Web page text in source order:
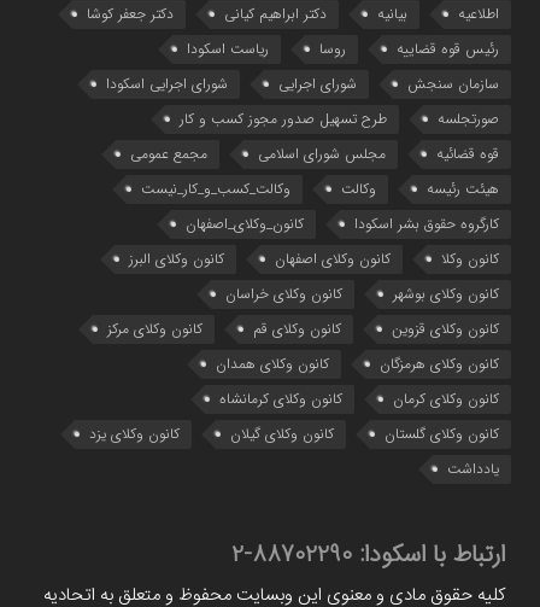
اطلاعیه
بیانیه دکتر ابراهیم کیانی
دکتر جعفر کوشا
رئیس قوه قضاییه
روسا
ریاست اسکودا
سازمان سنجش
شورای اجرایی
شورای اجرایی اسکودا
صورتجلسه
طرح تسهیل صدور مجوز کسب و کار
قوه قضائیه
مجلس شورای اسلامی
مجمع عمومی
هیئت رئیسه
وکالت
وکالت_کسب_و_کار_نیست
کارگروه حقوق بشر اسکودا
کانون_وکلای_اصفهان
کانون وکلا
کانون وکلای اصفهان
کانون وکلای البرز
کانون وکلای بوشهر
کانون وکلای خراسان
کانون وکلای قزوین
کانون وکلای قم
کانون وکلای مرکز
کانون وکلای هرمزگان
کانون وکلای همدان
کانون وکلای کرمان
کانون وکلای کرمانشاه
کانون وکلای گلستان
کانون وکلای گیلان
کانون وکلای یزد
یادداشت
ارتباط با اسکودا: 88702290-2
کلیه حقوق مادی و معنوی این وبسایت محفوظ و متعلق به اتحادیه